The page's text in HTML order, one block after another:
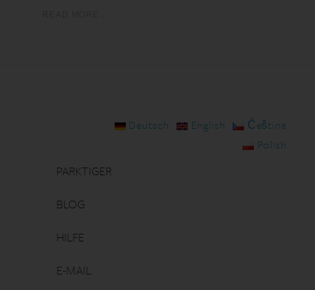
Deutsch English
Čeština
Polish
PARKTIGER
BLOG
HILFE
E-MAIL